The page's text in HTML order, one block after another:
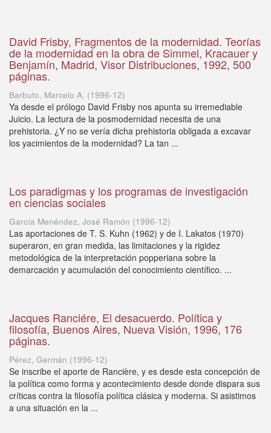
David Frisby, Fragmentos de la modernidad. Teorías
de la modernidad en la obra de Simmel, Kracauer y
Benjamín, Madrid, Visor Distribuciones, 1992, 500
páginas.
Barbuto, Marcelo A. (1996-12)
Ya desde el prólogo David Frisby nos apunta su irremediable
Juicio. La lectura de la posmodernidad necesita de una
prehistoria. ¿Y no se vería dicha prehistoria obligada a excavar
los yacimientos de la modernidad? La tan ...
Los paradigmas y los programas de investigación
en ciencias sociales
García Menéndez, José Ramón (1996-12)
Las aportaciones de T. S. Kuhn (1962) y de I. Lakatos (1970)
superaron, en gran medida, las limitaciones y la rigidez
metodológica de la interpretación popperiana sobre la
demarcación y acumulación del conocimiento científico. ...
Jacques Ranciére, El desacuerdo. Política y
filosofía, Buenos Aires, Nueva Visión, 1996, 176
páginas.
Pérez, Germán (1996-12)
Se inscribe el aporte de Rancière, y es desde esta concepción de
la política como forma y acontecimiento desde donde dispara sus
críticas contra la filosofía política clásica y moderna. Si asistimos
a una situación en la ...